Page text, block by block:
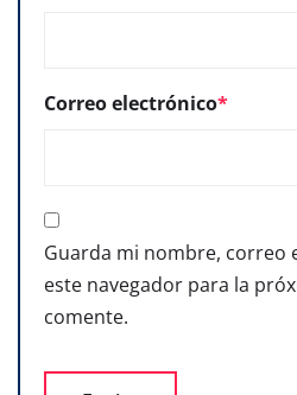
Correo electrónico*
Guarda mi nombre, correo
este navegador para la
comente.